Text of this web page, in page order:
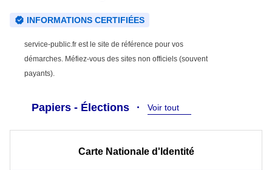
INFORMATIONS CERTIFIÉES
service-public.fr est le site de référence pour vos
démarches. Méfiez-vous des sites non officiels (souvent
payants).
Papiers - Élections Voir tout
Carte Nationale d'Identité